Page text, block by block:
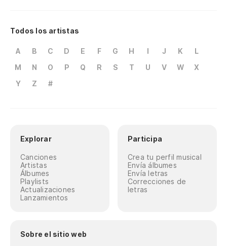
Todos los artistas
A B C D E F G H I J K
L
M
N O P Q R S T U V W
X
Y
Z #
Explorar
Canciones
Artistas
Álbumes
Playlists
Actualizaciones
Lanzamientos
Participa
Crea tu perfil musical
Envía álbumes
Envía letras
Correcciones de
letras
Sobre el sitio web